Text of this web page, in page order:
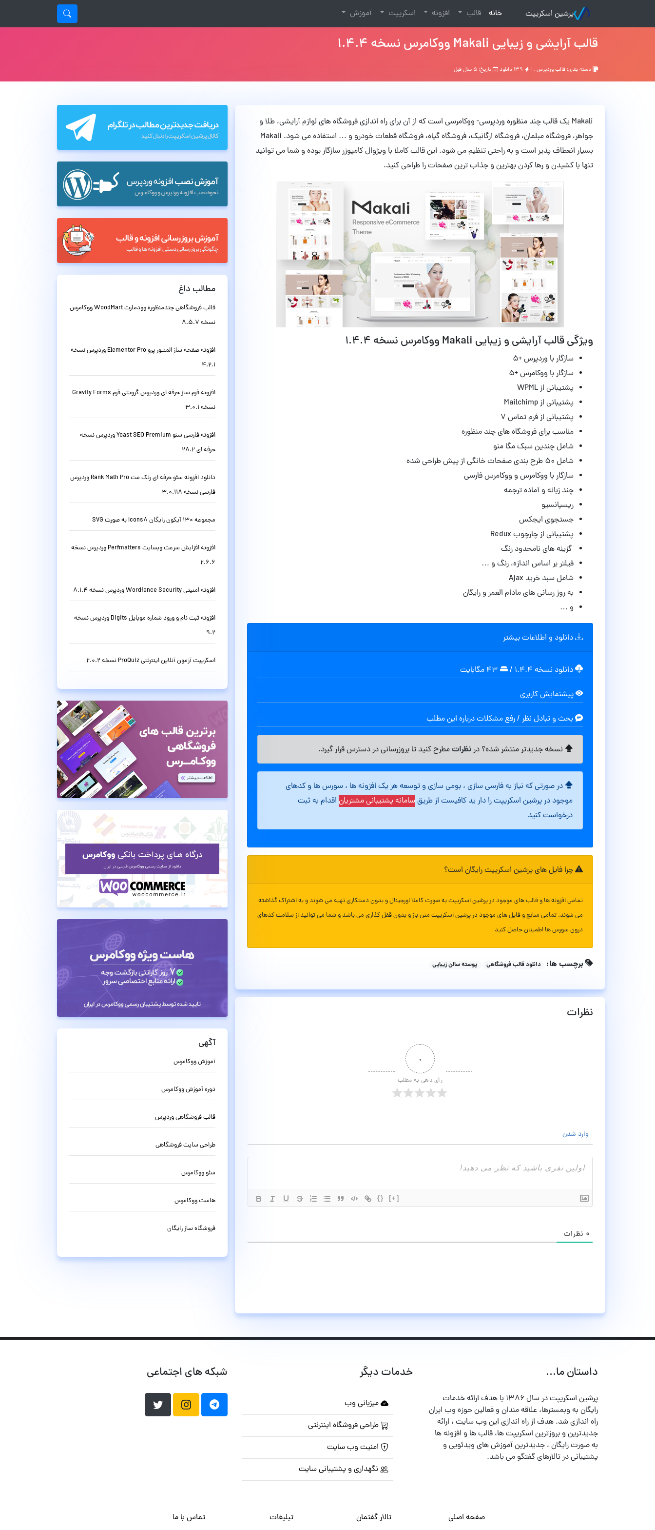
پرشین اسکریپت خانه
(current) قالب افزونه اسکریپت آموزش
قالب آرایشی و زیبایی Makali ووکامرس نسخه 1.4.4
دسته بندی: قالب وردپرس, | تاریخ: ۵ سال قبل
Makali یک قالب چند منظوره وردپرسی- ووکامرسی است که از آن برای راه اندازی فروشگاه های لوازم آرایشی، طلا و
جواهر، فروشگاه مبلمان، فروشگاه ارگانیک، فروشگاه گیاه، فروشگاه قطعات خودرو و … استفاده می شود. Makali
بسیار انعطاف پذیر است و به راحتی تنظیم می شود. این قالب کاملا با ویژوال کامپوزر سازگار بوده و شما می توانید
تنها با کشیدن و رها کردن بهترین و جذاب ترین صفحات را طراحی کنید.
ویژگی قالب آرایشی و زیبایی Makali ووکامرس نسخه 1.4.4
سازگار با وردپرس +۵
سازگار با ووکامرس +۵
پشتیبانی از WPML
پشتیبانی از Mailchimp
پشتیبانی از فرم تماس ۷
مناسب برای فروشگاه های چند منظوره
شامل چندین سبک مگا منو
شامل ۵۰ طرح بندی صفحات خانگی از پیش طراحی شده
سازگار با ووکامرس و ووکامرس فارسی
چند زبانه و آماده ترجمه
ریسپانسیو
جستجوی ایجکس
پشتیبانی از چارچوب Redux
گزینه های نامحدود رنگ
فیلتر بر اساس اندازه، رنگ و …
شامل سبد خرید Ajax
به روز رسانی های مادام العمر و رایگان
و …
دانلود و اطلاعات بیشتر
دانلود نسخه ۱.۴.۴ /
پیشنمایش کاربری
بحث و تبادل نظر / رفع مشکلات درباره این مطلب
نسخه جدیدتر منتشر شده؟ درنظراتمطرح کنید تا بروزرسانی در دسترس قرار گیرد.
در صورتی که نیاز به فارسی سازی ، بومی سازی و توسعه هر یک افزونه ها ، سورس ها و کدهای
موجود در پرشین اسکریپت را دار ید کافیست از طریقسامانه پشتیبانی مشتریان اقدام به ثبت
درخواست کنید
چرا فایل های پرشین اسکریپت رایگان است؟
تمامی افزونه ها و قالب های موجود در پرشین اسکریپت به صورت کاملا اورجینال و بدون دستکاری تهیه می شوند و به اشتراک گذاشته
می شوند. تمامی منابع و فایل های موجود در پرشین اسکریپت متن باز و بدون قفل گذاری می باشد و شما می توانید از سلامت کدهای
درون سورس ها اطمینان حاصل کنید
برچسب ها: دانلود قالب فروشگاهی پوسته سالن زیبایی
نظرات
۰
رأی دهی به مطلب
وارد شدن
{} [+]
۰ نظرات
مطالب داغ
قالب فروشگاهی چندمنظوره وودمارت WoodMart ووکامرس
نسخه 8.5.7
افزونه صفحه ساز المنتور پرو Elementor Pro وردپرس نسخه
4.2.1
افزونه فرم ساز حرفه ای وردپرس گرویتی فرم Gravity Forms
نسخه 3.0.1
افزونه فارسی سئو Yoast SEO Premium وردپرس نسخه
حرفه ای 28.2
دانلود افزونه سئو حرفه ای رنک مث Rank Math Pro وردپرس
فارسی نسخه 3.0.118
مجموعه 130 آیکون رایگان Icons8 به صورت SVG
افزونه افزایش سرعت وبسایت Perfmatters وردپرس نسخه
2.6.6
افزونه امنیتی Wordfence Security وردپرس نسخه 8.1.4
افزونه ثبت نام و ورود شماره موبایل Digits وردپرس نسخه
9.2
اسکریپت آزمون آنلاین اینترنتی ProQuiz نسخه 2.0.2
آگهی
آموزش ووکامرس
دوره آموزش ووکامرس
قالب فروشگاهی وردپرس
طراحی سایت فروشگاهی
سئو ووکامرس
هاست ووکامرس
فروشگاه ساز رایگان
داستان ما...
پرشین اسکریپت در سال ۱۳۸۶ با هدف ارائه خدمات
رایگان به وبمسترها، علاقه مندان و فعالین حوزه وب ایران
راه اندازی شد. هدف از راه اندازی این وب سایت ، ارائه
جدیدترین و بروزترین اسکریپت ها، قالب ها و افزونه ها
به صورت رایگان ، جدیدترین آموزش های ویدئویی و
پشتیبانی در تالارهای گفتگو می باشد.
خدمات دیگر
میزبانی وب
طراحی فروشگاه اینترنتی
امنیت وب سایت
نگهداری و پشتیبانی سایت
شبکه های اجتماعی
صفحه اصلی تالار گفتمان تبلیغات تماس با ما